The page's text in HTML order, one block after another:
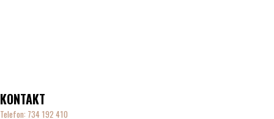
KONTAKT
Telefon: 734 192 410